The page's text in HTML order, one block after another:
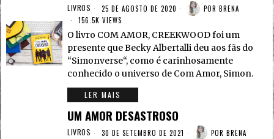
LIVROS 25 DE AGOSTO DE 2020 POR BRENA
156.5K VIEWS
O livro COM AMOR, CREEKWOOD foi um
presente que Becky Albertalli deu aos fãs do
“Simonverse“, como é carinhosamente
conhecido o universo de Com Amor, Simon.
LER MAIS
UM AMOR DESASTROSO
LIVROS 30 DE SETEMBRO DE 2021 POR BRENA